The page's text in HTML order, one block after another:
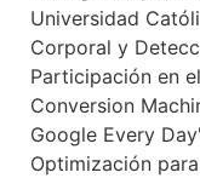
Universidad
Corporal y
Participación en
Conversion
Google Every
Optimización